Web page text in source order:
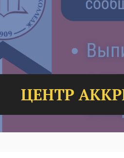
ЦЕНТР